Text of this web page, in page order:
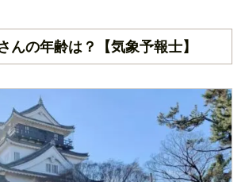
んの年齢は？【気象予報士】